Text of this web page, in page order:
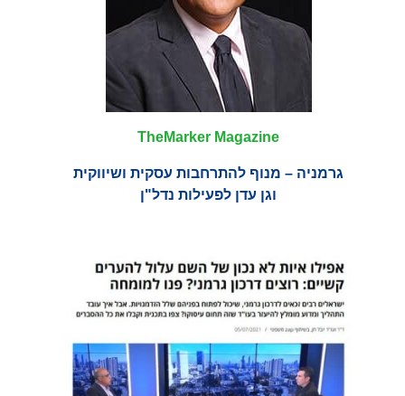
TheMarker Magazine
גרמניה – מנוף להתרחבות עסקית ושיווקית
וגן עדן לפעילות נדל"ן